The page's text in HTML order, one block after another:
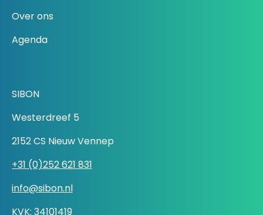
Over ons
Agenda
SIBON
Westerdreef 5
2152 CS Nieuw Vennep
+31 (0)252 621 831
info@sibon.nl
KVK: 34101419